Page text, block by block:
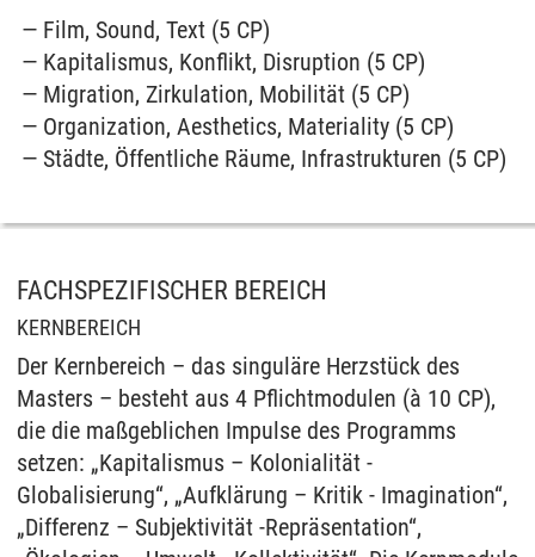
Film, Sound, Text (5 CP)
Kapitalismus, Konflikt, Disruption (5 CP)
Migration, Zirkulation, Mobilität (5 CP)
Organization, Aesthetics, Materiality (5 CP)
Städte, Öffentliche Räume, Infra­strukturen (5 CP)
FACHSPEZIFISCHER BEREICH
KERNBEREICH
Der Kernbereich – das singuläre Herzstück des
Masters – besteht aus 4 Pflichtmodulen (à 10 CP),
die die maßgeblichen Impulse des Programms
setzen: „Kapitalismus – Kolonialität -
Globalisierung“, „Aufklärung – Kritik - Imagination“,
„Differenz – Subjektivität -Repräsentation“,